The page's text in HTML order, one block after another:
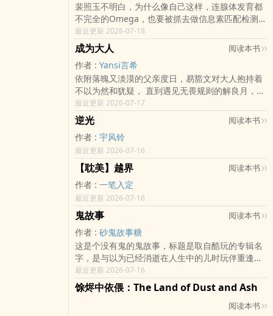
裴照玉不明白，为什么像自己这样，连腺体发育都
不完全的Omega，也要被抓去做信息素匹配检测。
更让人想不到的是，结果显示，与她高度契合的
Alpha人数竟然达到了四个及以上。而这份数据
里，还不包括她的血亲和未成年匹配者。?阅前请知
悉：男全洁，含骨科。共计六个男主，其中有一对
兄弟。存在部分男主看不起女主出身和容貌的剧
情。女主后期也不会变美。普女设定指的是主角长
相普通。她的能力并不普通。我流ABO设定，
最近更新 2026-07-18
成为大人 阅读本书
作者 : Yansi言希
依附落魄又淡漠的父亲度日，易豁文对大人抱持着
不以为然和犹疑， 直到遇见无畏规则的解良月，打
破了他的既定认知。 当生活的窘迫被不着痕跡地打
结，当菸味在安心与习惯间画上等号， 当数字与
符..
最近更新 2026-07-17
逆光 阅读本书
作者 : 宇风铃
最近更新 2026-07-16
【耽美】越界 阅读本书
作者 : 一笔入定
最近更新 2026-07-16
鬼故事 阅读本书
作者 : 砂鬼故事糖
这是个没有鬼的鬼故事，标题是取自酷玩的专辑名
字，是与以为已经消逝在人生中的儿时玩伴重逢的
小故事
最近更新 2026-07-16
馀烬中依偎：The Land of Dust and Ash
阅读本书